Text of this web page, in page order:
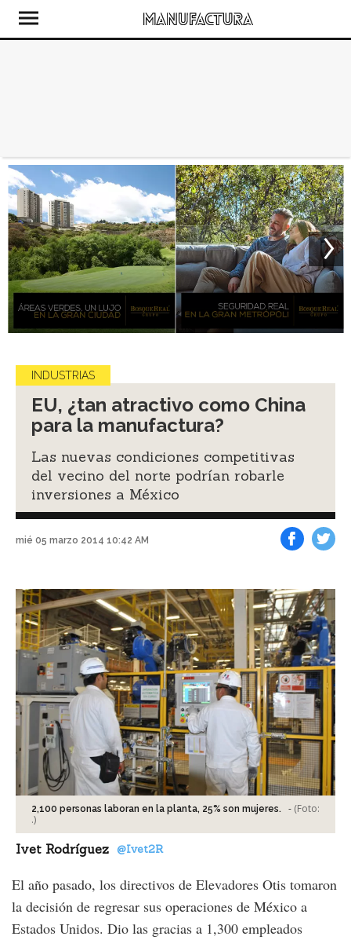
INDUSTRIAS
EU, ¿tan atractivo como China
para la manufactura?
Las nuevas condiciones competitivas
del vecino del norte podrían robarle
inversiones a México
mié 05 marzo 2014 10:42 AM
2,100 personas laboran en la planta, 25% son mujeres. - (Foto:
.)
Ivet Rodríguez @Ivet2R
El año pasado, los directivos de Elevadores Otis tomaron
la decisión de regresar sus operaciones de México a
Estados Unidos. Dio las gracias a 1,300 empleados